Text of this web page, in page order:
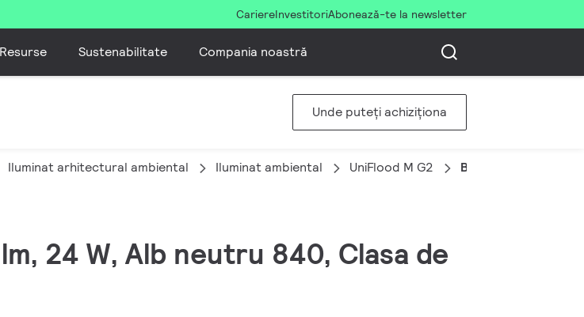
CariereInvestitoriAbonează-te la newsletter
Resurse Sustenabilitate Compania noastră
Unde puteți achiziționa
Iluminat arhitectural ambiental Iluminat ambiental UniFlood M G2 BVP353 12LED 40K
24 W, Alb neutru 840, Clasa de